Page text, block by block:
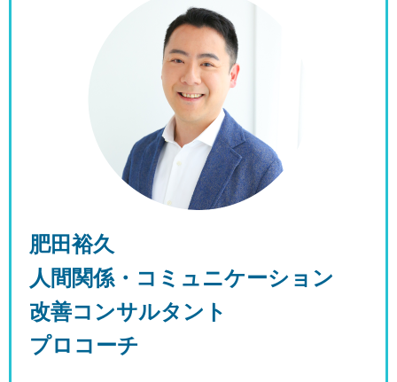
肥田裕久
人間関係・コミュニケーション
改善コンサルタント
プロコーチ